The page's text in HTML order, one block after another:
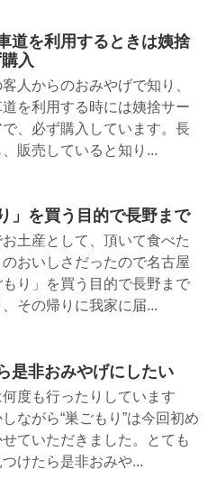
道を利用するときは姨捨
入
人からのおみやげで知り、
を利用する時には姨捨サー
で、必ず購入しています。長
販売していると知り...
」を買う目的で長野まで
土産として、頂いて食べた
おいしさだったので名古屋
り」を買う目的で長野まで
その帰りに我家に届...
是非おみやげにしたい
度も行ったりしています
ながら“巣ごもり”は今回初め
ていただきました。とても
けたら是非おみや...